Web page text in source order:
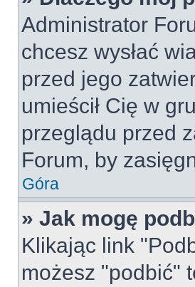
Administrator
chcesz wysłać
przed jego
umieścił Cię w
przeglądu przed
Forum, by
Góra
» Jak mogę
Klikając link
możesz "podbić"